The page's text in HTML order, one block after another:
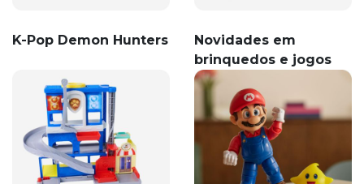
K-Pop Demon Hunters
Novidades em
brinquedos e jogos